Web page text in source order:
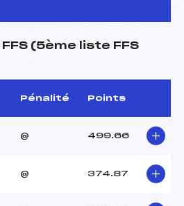
(5ème liste FFS
Pénalité Points
@ 499.66
@ 374.87